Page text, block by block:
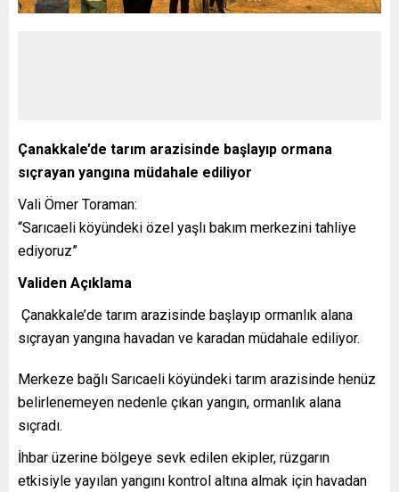
Çanakkale’de tarım arazisinde başlayıp ormana
sıçrayan yangına müdahale ediliyor
Vali Ömer Toraman:
“Sarıcaeli köyündeki özel yaşlı bakım merkezini tahliye
ediyoruz”
Validen Açıklama
Çanakkale’de tarım arazisinde başlayıp ormanlık alana
sıçrayan yangına havadan ve karadan müdahale ediliyor.
Merkeze bağlı Sarıcaeli köyündeki tarım arazisinde henüz
belirlenemeyen nedenle çıkan yangın, ormanlık alana
sıçradı.
İhbar üzerine bölgeye sevk edilen ekipler, rüzgarın
etkisiyle yayılan yangını kontrol altına almak için havadan